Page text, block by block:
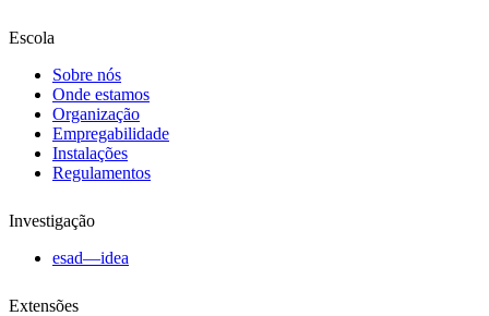
Escola
Sobre nós
Onde estamos
Organização
Empregabilidade
Instalações
Regulamentos
Investigação
esad—idea
Extensões